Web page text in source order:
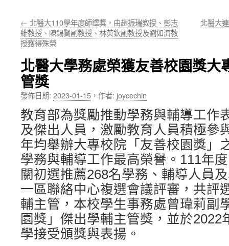
要
內
容
← 北醫大110學年度師鐸獎，由趙振瑞教授、彭志
維教授、陳錫賢副教授、林英欽副教授及劉如濟教
授獲得殊榮
北醫大
北醫大學務處榮獲友善校園獎大
管獎
發佈日期: 2023-01-15 ， 作者: joycechin
教育部為獎勵推動學務與輔導工作
及傑出人員，激勵教育人員積極參
年均舉辦大專校院「友善校園獎」
學務與輔導工作最高榮譽。111年
關初選推薦268名學務、輔導人員
一區聯絡中心複選會議評審，共評
輔主管，本校學生事務處曾瑋莉副
園獎」傑出學輔主管獎，並於2022
學接受頒獎與表揚。